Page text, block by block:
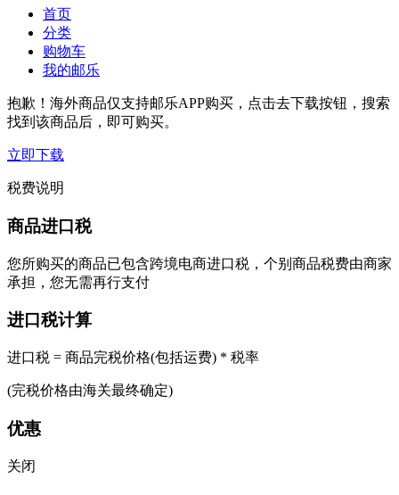
首页
分类
购物车
我的邮乐
抱歉！海外商品仅支持邮乐APP购买，点击去下载按钮，搜索
找到该商品后，即可购买。
立即下载
税费说明
商品进口税
您所购买的商品已包含跨境电商进口税，个别商品税费由商家
承担，您无需再行支付
进口税计算
进口税 = 商品完税价格(包括运费) * 税率
(完税价格由海关最终确定)
优惠
关闭